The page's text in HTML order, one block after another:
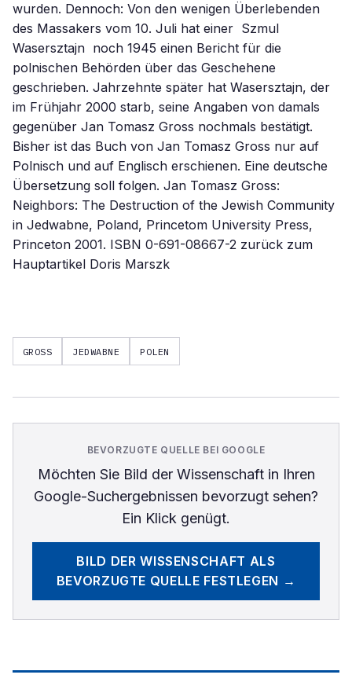
GROSS JEDWABNE POLEN
BEVORZUGTE QUELLE BEI GOOGLE
Möchten Sie Bild der Wissenschaftin Ihren
Google-Suchergebnissen bevorzugt sehen?
Ein Klick genügt.
BILD DER WISSENSCHAFT ALS
BEVORZUGTE QUELLE FESTLEGEN →